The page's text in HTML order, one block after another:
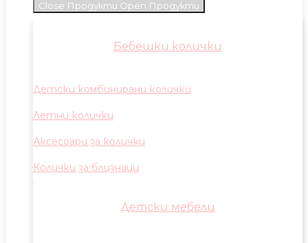
Close Продукти Open Продукти
Бебешки колички
Детски комбинирани колички
Летни колички
Аксесоари за колички
Колички за близнаци
Детски мебели